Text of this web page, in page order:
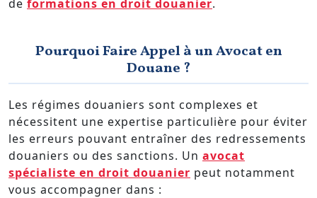
de formations en droit douanier.
Pourquoi Faire Appel à un Avocat en
Douane ?
Les régimes douaniers sont complexes et
nécessitent une expertise particulière pour éviter
les erreurs pouvant entraîner des redressements
douaniers ou des sanctions. Un avocat
spécialiste en droit douanier peut notamment
vous accompagner dans :